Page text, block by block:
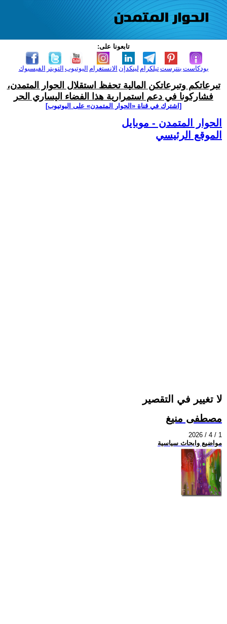
تابعونا على:
الفيسبوك التويتر اليوتيوب الانستغرام لينكدإن تيلكرامبنترست بودكاست
تبرعاتكم وتبرعاتكن المالية تحفظ استقلال الحوار المتمدن،
فشاركونا في دعم استمرارية هذا الفضاء اليساري الحر
[اشترك في قناة ‫«الحوار المتمدن» على اليوتيوب]
الحوار المتمدن - موبايل
الموقع الرئيسي
لا تغيير في التقصير
مصطفى منيغ
2026 / 4 / 1
مواضيع وابحاث سياسية